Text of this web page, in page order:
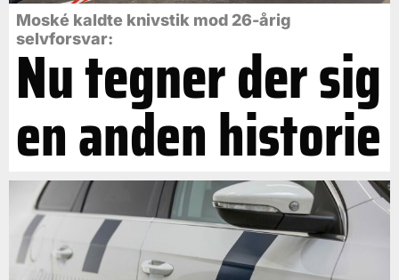
Moské kaldte knivstik mod 26-årig
selvforsvar:
Nu tegner der sig
en anden historie